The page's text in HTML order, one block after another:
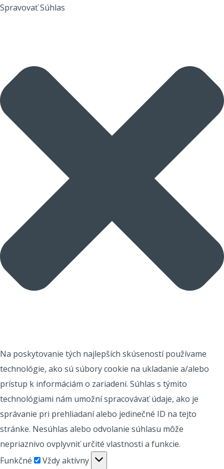
Spravovať Súhlas
Na poskytovanie tých najlepších skúseností používame
technológie, ako sú súbory cookie na ukladanie a/alebo
prístup k informáciám o zariadení. Súhlas s týmito
technológiami nám umožní spracovávať údaje, ako je
správanie pri prehliadaní alebo jedinečné ID na tejto
stránke. Nesúhlas alebo odvolanie súhlasu môže
nepriaznivo ovplyvniť určité vlastnosti a funkcie.
Funkčné
Funkčné
Vždy aktívny